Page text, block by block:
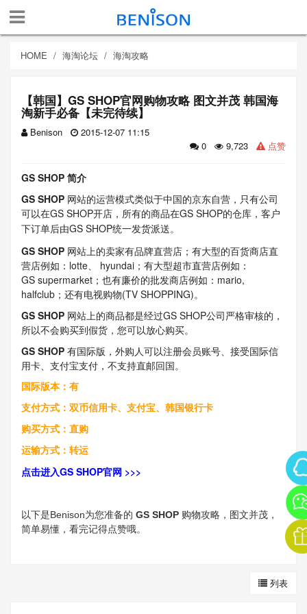
HOME 海淘论坛 海淘攻略
【韩国】GS SHOP官网购物攻略 图文并茂 韩国海
淘新手必备【未完待续】
Benison
2015-12-07 11:15
0
9,723 点赞
GS SHOP 简介
GS SHOP 网站的运营模式类似于中国的京东自营，只有公司
可以在GS SHOP开店，所有的商品在GS SHOP的仓库，客户
下订单后由GS SHOP统一发货派送。
GS SHOP 网站上的卖家有品牌直营店；有大型的百货商店直
营店例如： lotte、 hyundai ；有大型超市直营店例如：
GS supermarket； 也有廉价的批发商店例如：mario,
halfclub；还有电视购物(TV SHOPPING)。
GS SHOP 网站上的商品都是经过GS SHOP公司严格审核的，
所以不会购买到假货 ，您可以放心购买。
GS SHOP 有国际版， 外购人可以注册会员账号、接受国际信
用卡、支付宝支付，不支持直邮回国。
国际版本：有
支付方式：双币信用卡、支付宝、韩国银行卡
购买方式：直购
运输方式：转运
点击进入GS SHOP官网 >>>
以下是Benison为您准备的 GS SHOP 购物攻略，图文并茂，
简单易懂，看完记得点赞哦。
列表